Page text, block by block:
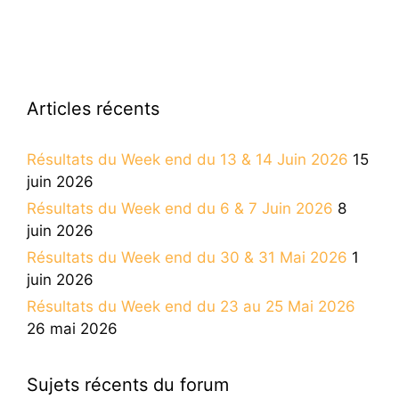
Articles récents
Résultats du Week end du 13 & 14 Juin 2026 15
juin 2026
Résultats du Week end du 6 & 7 Juin 2026 8
juin 2026
Résultats du Week end du 30 & 31 Mai 2026 1
juin 2026
Résultats du Week end du 23 au 25 Mai 2026
26 mai 2026
Sujets récents du forum